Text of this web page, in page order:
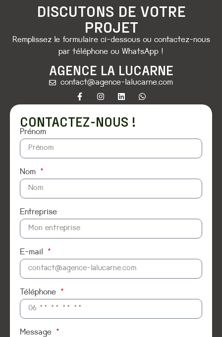
DISCUTONS DE VOTRE
PROJET
Remplissez le formulaire ci-dessous ou contactez-nous
par téléphone ou WhatsApp !
AGENCE LA LUCARNE
contact@agence-lalucarne.com
CONTACTEZ-NOUS !
Prénom
Nom
Entreprise
E-mail
Téléphone
Message